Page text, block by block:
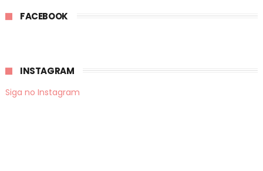
FACEBOOK
INSTAGRAM
Siga no Instagram